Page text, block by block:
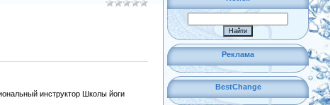
инструктор Школы йоги
Реклама
BestChange